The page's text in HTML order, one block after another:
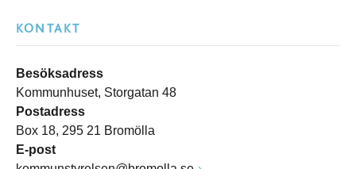
KONTAKT
Besöksadress
Kommunhuset, Storgatan 48
Postadress
Box 18, 295 21 Bromölla
E-post